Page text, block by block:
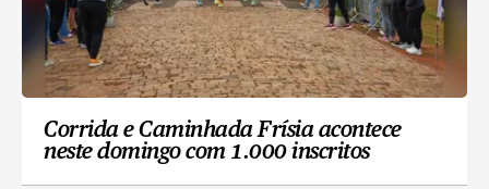
Corrida e Caminhada Frísia acontece
neste domingo com 1.000 inscritos